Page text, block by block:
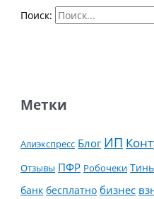
Поиск:
Метки
Алиэкспресс Блог ИП
Отзывы ПФР Робочеки
банк бесплатно бизнес